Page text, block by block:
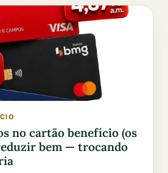
no cartão benefício (os
bem — trocando